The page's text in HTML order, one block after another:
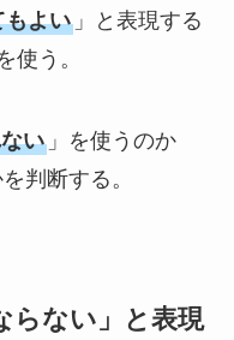
もよい」と表現する
使う。
い」を使うのか
判断する。
ない」と表現